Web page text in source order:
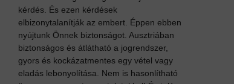
kérdés. És ezen kérdések
elbizonytalanítják az embert. Éppen ebben
nyújtunk Önnek biztonságot. Ausztriában
biztonságos és átlátható a jogrendszer,
gyors és kockázatmentes egy vétel vagy
eladás lebonyolítása. Nem is hasonlítható